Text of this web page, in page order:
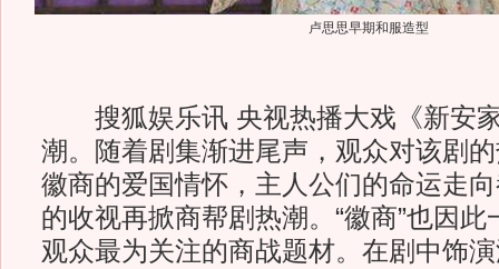
卢思思早期和服造型
搜狐娱乐讯 央视热播大戏《新安
潮。随着剧集渐进尾声，观众对该剧
徽商的爱国情怀，主人公们的命运走
的收视再掀商帮剧热潮。“徽商”也因此
观众最为关注的商战题材。在剧中饰